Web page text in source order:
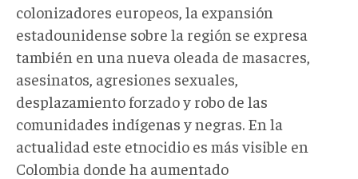
colonizadores europeos, la expansión
estadounidense sobre la región se expresa
también en una nueva oleada de masacres,
asesinatos, agresiones sexuales,
desplazamiento forzado y robo de las
comunidades indígenas y negras. En la
actualidad este etnocidio es más visible en
Colombia donde ha aumentado